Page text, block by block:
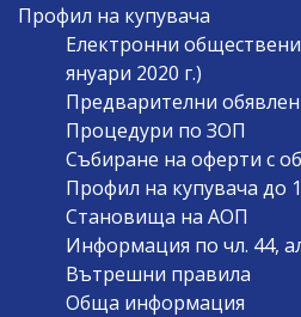
Профил на купувача
Електронни
януари 2020 г.)
Предварителни
Процедури по ЗОП
Събиране на оферти с
Профил на купувача до
Становища на АОП
Информация по чл. 44,
Вътрешни правила
Обща информация